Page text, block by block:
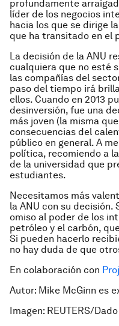
profundamente
líder de los negocios
hacia los que se dirige
que ha transitado en el
La decisión de la ANU
cualquiera que no esté
las compañías del
paso del tiempo irá
ellos. Cuando en 2013
desinversión, fue una
más joven (la misma
consecuencias del
público en general. A
política, recomiendo a
de la universidad que
estudiantes.
Necesitamos más
la ANU con su
omiso al poder de los
petróleo y el carbón,
Si pueden hacerlo
no hay duda de que
En colaboración con
Autor: Mike McGinn es
Imagen: REUTERS/